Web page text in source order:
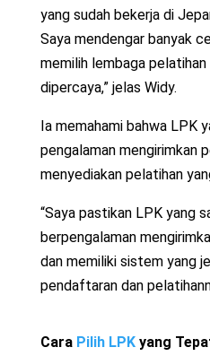
yang sudah bekerja di
Saya mendengar banyak
memilih lembaga
dipercaya,” jelas Widy.
Ia memahami bahwa LPK
pengalaman mengirimkan
menyediakan pelatihan
“Saya pastikan LPK yang
berpengalaman
dan memiliki sistem yang
pendaftaran dan
Cara Pilih LPKyang